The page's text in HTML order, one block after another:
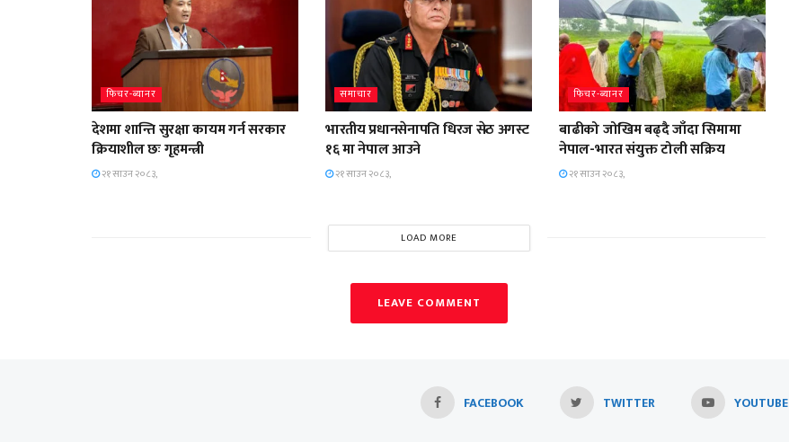
फिचर-ब्यानर
देशमा शान्ति सुरक्षा कायम गर्न सरकार
क्रियाशील छः गृहमन्त्री
२१ साउन २०८३,
समाचार
भारतीय प्रधानसेनापति धिरज सेठ अगस्ट
१६ मा नेपाल आउने
२१ साउन २०८३,
फिचर-ब्यानर
बाढीको जोखिम बढ्दै जाँदा सिमामा
नेपाल-भारत संयुक्त टोली सक्रिय
२१ साउन २०८३,
LOAD MORE
LEAVE COMMENT
FACEBOOK TWITTER YOUTUBE